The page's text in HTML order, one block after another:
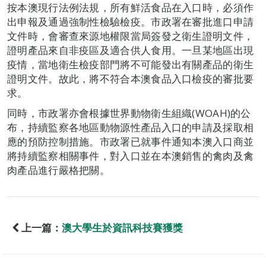
按本澳現行法例法規，所有鮮活食品在入口時，必須作
出申報及通過強制性檢驗檢疫。市政署在審批進口申請
文件時，會審查來源地權限當局簽發之衛生證明文件，
證明產品來自非疫區及適合供人食用。一旦某地區出現
疫情，當地衛生檢疫部門將不可能發出有關產品的衛生
證明文件。故此，將不符合本澳食品入口檢疫的審批要
求。
同時，市政署亦會根據世界動物衛生組織(WOAH)的公
布，持續監察各地區動物源性產品入口的申請及採取相
應的預防控制措施。市政署已就事件通知本澳入口商並
將持續監察相關事件，對入口並在本澳銷售的禽肉及禽
肉產品進行嚴格把關。
上一篇： 澳大學生於資訊科技賽獲獎